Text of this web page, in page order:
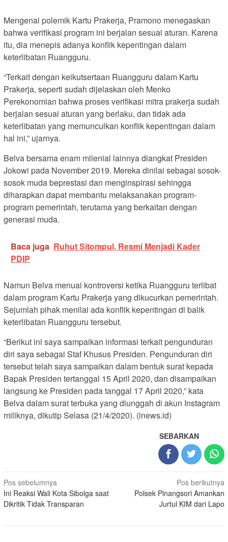
Mengenai polemik Kartu Prakerja, Pramono menegaskan
bahwa verifikasi program ini berjalan sesuai aturan. Karena
itu, dia menepis adanya konflik kepentingan dalam
keterlibatan Ruangguru.
“Terkait dengan keikutsertaan Ruangguru dalam Kartu
Prakerja, seperti sudah dijelaskan oleh Menko
Perekonomian bahwa proses verifikasi mitra prakerja sudah
berjalan sesuai aturan yang berlaku, dan tidak ada
keterlibatan yang memunculkan konflik kepentingan dalam
hal ini,” ujarnya.
Belva bersama enam milenial lainnya diangkat Presiden
Jokowi pada November 2019. Mereka dinilai sebagai sosok-
sosok muda beprestasi dan menginspirasi sehingga
diharapkan dapat membantu melaksanakan program-
program pemerintah, terutama yang berkaitan dengan
generasi muda.
Baca juga Ruhut Sitompul, Resmi Menjadi Kader
PDIP
Namun Belva menuai kontroversi ketika Ruangguru terlibat
dalam program Kartu Prakerja yang dikucurkan pemerintah.
Sejumlah pihak menilai ada konflik kepentingan di balik
keterlibatan Ruangguru tersebut.
“Berikut ini saya sampaikan informasi terkait pengunduran
diri saya sebagai Staf Khusus Presiden. Pengunduran diri
tersebut telah saya sampaikan dalam bentuk surat kepada
Bapak Presiden tertanggal 15 April 2020, dan disampaikan
langsung ke Presiden pada tanggal 17 April 2020,” kata
Belva dalam surat terbuka yang diunggah di akun Instagram
miliknya, dikutip Selasa (21/4/2020). (inews.id)
SEBARKAN
Navigasi
pos
Pos sebelumnya
Ini Reaksi Wali Kota Sibolga saat
Dikritik Tidak Transparan
Pos berikutnya
Polsek Pinangsori Amankan
Jurtul KIM dari Lapo